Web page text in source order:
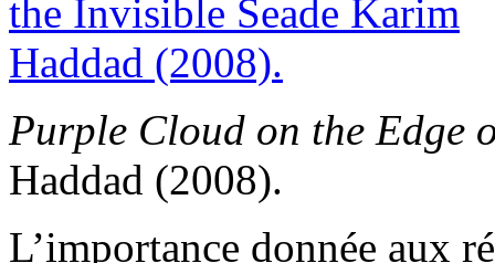
Purple Cloud on the Edge
Haddad (2008).
L’importance donnée aux